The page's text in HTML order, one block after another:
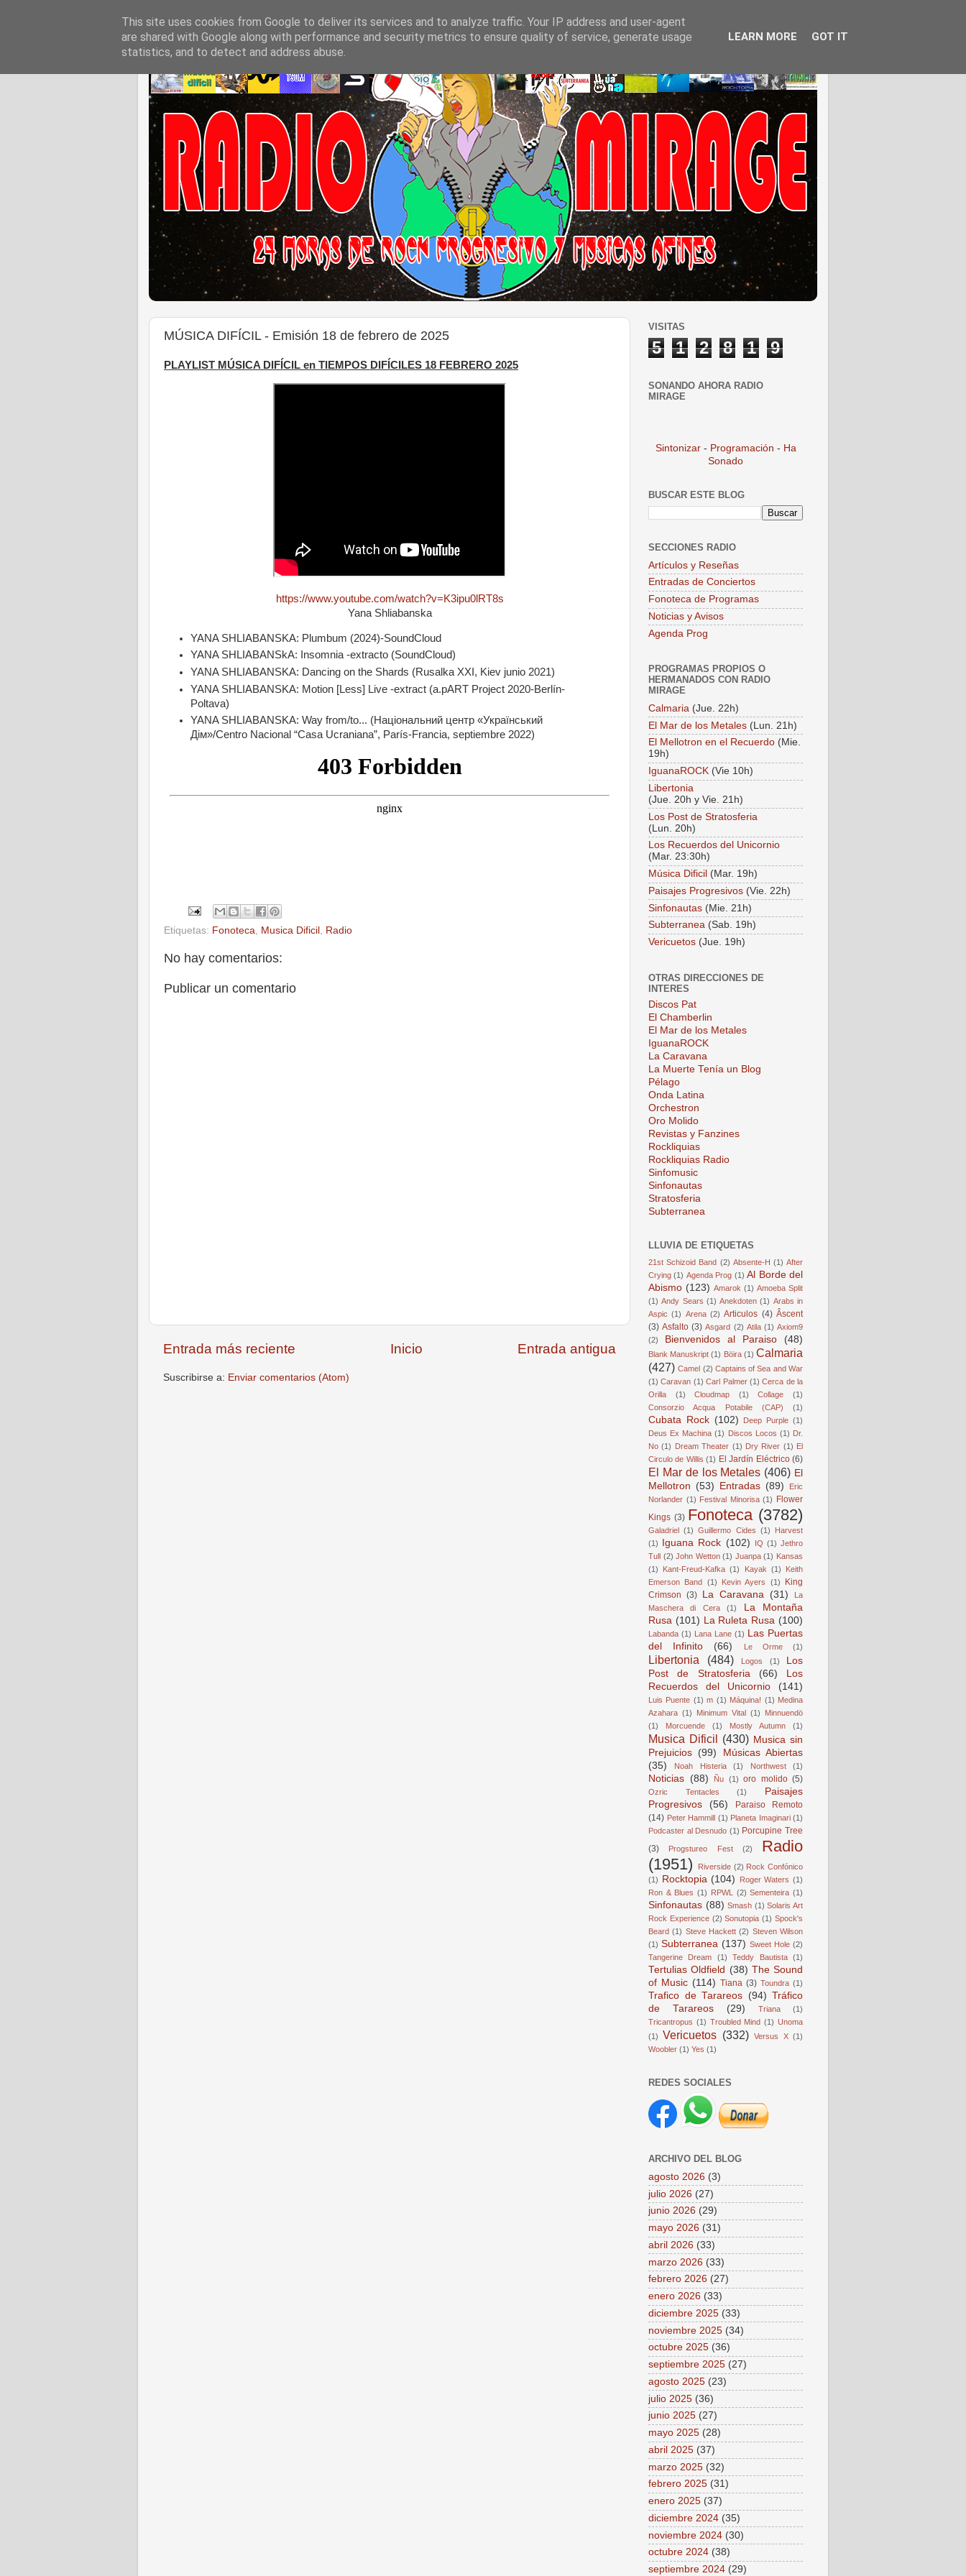
MÚSICA DIFÍCIL - Emisión 18 de febrero de 2025
PLAYLIST MÚSICA DIFÍCIL en TIEMPOS DIFÍCILES 18 FEBRERO 2025
https://www.youtube.com/watch?v=K3ipu0lRT8s
Yana Shliabanska
YANA SHLIABANSKA: Plumbum (2024)-SoundCloud
YANA SHLIABANSkA: Insomnia -extracto (SoundCloud)
YANA SHLIABANSKA: Dancing on the Shards (Rusalka XXI, Kiev junio 2021)
YANA SHLIABANSKA: Motion [Less] Live -extract (a.pART Project 2020-Berlín-
Poltava)
YANA SHLIABANSKA: Way from/to... (Національний центр «Український
Дім»/Centro Nacional “Casa Ucraniana”, París-Francia, septiembre 2022)
Etiquetas: Fonoteca, Musica Dificil , Radio
No hay comentarios:
Publicar un comentario
Entrada más reciente Entrada antigua
Inicio
Suscribirse a: Enviar comentarios (Atom)
VISITAS
5 1 2 8 1 9
SONANDO AHORA RADIO
MIRAGE
Sintonizar - Programación - Ha
Sonado
BUSCAR ESTE BLOG
SECCIONES RADIO
Artículos y Reseñas
Entradas de Conciertos
Fonoteca de Programas
Noticias y Avisos
Agenda Prog
PROGRAMAS PROPIOS O
HERMANADOS CON RADIO
MIRAGE
Calmaria (Jue. 22h)
El Mar de los Metales (Lun. 21h)
El Mellotron en el Recuerdo (Mie.
19h)
IguanaROCK (Vie 10h)
Libertonia
(Jue. 20h y Vie. 21h)
Los Post de Stratosferia
(Lun. 20h)
Los Recuerdos del Unicornio
(Mar. 23:30h)
Música Dificil (Mar. 19h)
Paisajes Progresivos (Vie. 22h)
Sinfonautas (Mie. 21h)
Subterranea (Sab. 19h)
Vericuetos (Jue. 19h)
OTRAS DIRECCIONES DE
INTERES
Discos Pat
El Chamberlin
El Mar de los Metales
IguanaROCK
La Caravana
La Muerte Tenía un Blog
Pélago
Onda Latina
Orchestron
Oro Molido
Revistas y Fanzines
Rockliquias
Rockliquias Radio
Sinfomusic
Sinfonautas
Stratosferia
Subterranea
LLUVIA DE ETIQUETAS
21st Schizoid Band (2) Absente-H (1) After
Crying (1) Agenda Prog (1) Al Borde del
Abismo (123) Amarok (1) Amoeba Split
(1) Andy Sears (1) Anekdoten (1) Arabs in
Aspic (1) Arena (2) Articulos (4) Âscent
(3) Asfalto (3) Asgard (2) Atila (1) Axiom9
(2)
Bienvenidos al Paraiso (48)
Blank Manuskript (1) Böira (1) Calmaria
(427) Camel (2) Captains of Sea and War
(1) Caravan (1) Carl Palmer (1) Cerca de la
Orilla
(1) Cloudmap (1) Collage
(1)
Consorzio Acqua Potabile (CAP)
(1)
Cubata Rock (102) Deep Purple (1)
Deus Ex Machina (1) Discos Locos (1) Dr.
No (1) Dream Theater (1) Dry River (1) El
Circulo de Willis (1) El Jardín Eléctrico (6)
El Mar de los Metales (406) El
Mellotron (53) Entradas (89)
Eric
Norlander (1) Festival Minorisa (1) Flower
Kings (3) Fonoteca (3782)
Galadriel (1) Guillermo Cides (1)
Harvest
(1) Iguana Rock (102) IQ (1) Jethro
Tull (2) John Wetton (1) Juanpa (1) Kansas
(1)
Kant-Freud-Kafka (1) Kayak (1)
Keith
Emerson Band (1) Kevin Ayers (1)
King
Crimson (3) La Caravana (31)
La
Maschera di Cera
(1)
La Montaña
Rusa (101) La Ruleta Rusa (100)
Labanda (1) Lana Lane (1) Las Puertas
del Infinito
(66) Le Orme (1)
Libertonia (484) Logos (1)
Los
Post de Stratosferia
(66)
Los
Recuerdos del Unicornio
(141)
Luis Puente (1) m (1) Máquina! (1) Medina
Azahara (1) Minimum Vital (1)
Minnuendö
(1)
Morcuende (1) Mostly Autumn (1)
Musica Dificil (430) Musica sin
Prejuicios (99)
Músicas Abiertas
(35)
Noah Histeria (1) Northwest (1)
Noticias (88) Ñu (1) oro molido (5)
Ozric Tentacles (1)
Paisajes
Progresivos
(56)
Paraiso Remoto
(14) Peter Hammill (1) Planeta Imaginari (1)
Podcaster al Desnudo (1) Porcupine Tree
(3)
Progstureo Fest (2)
Radio
(1951)
Riverside (2) Rock Confónico
(1) Rocktopia (104) Roger Waters (1)
Ron & Blues (1) RPWL (2) Sementeira (1)
Sinfonautas (88) Smash (1) Solaris Art
Rock Experience (2) Sonutopia (1) Spock's
Beard (1) Steve Hackett (2) Steven Wilson
(1) Subterranea (137) Sweet Hole (2)
Tangerine Dream
(1) Teddy Bautista (1)
Tertulias Oldfield (38) The Sound
of Music (114) Tiana (3) Toundra (1)
Trafico de Tarareos (94) Tráfico
de Tarareos
(29) Triana
(1)
Tricantropus (1) Troubled Mind (1) Unoma
(1)
Vericuetos (332) Versus X (1)
Woobler (1) Yes (1)
REDES SOCIALES
ARCHIVO DEL BLOG
agosto 2026 (3)
julio 2026 (27)
junio 2026 (29)
mayo 2026 (31)
abril 2026 (33)
marzo 2026 (33)
febrero 2026 (27)
enero 2026 (33)
diciembre 2025 (33)
noviembre 2025 (34)
octubre 2025 (36)
septiembre 2025 (27)
agosto 2025 (23)
julio 2025 (36)
junio 2025 (27)
mayo 2025 (28)
abril 2025 (37)
marzo 2025 (32)
febrero 2025 (31)
enero 2025 (37)
diciembre 2024 (35)
noviembre 2024 (30)
octubre 2024 (38)
septiembre 2024 (29)
This site uses cookies from Google to deliver its services and to analyze traffic. Your IP address and user-agent
are shared with Google along with performance and security metrics to ensure quality of service, generate usage
statistics, and to detect and address abuse.
LEARN MORE GOT IT